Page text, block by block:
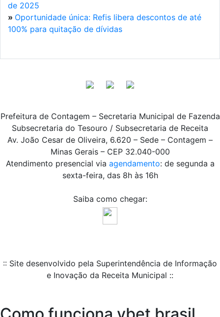
de 2025
» Oportunidade única: Refis libera descontos de até
100% para quitação de dívidas
Prefeitura de Contagem – Secretaria Municipal de Fazenda
Subsecretaria do Tesouro / Subsecretaria de Receita
Av. João Cesar de Oliveira, 6.620 – Sede – Contagem –
Minas Gerais – CEP 32.040-000
Atendimento presencial via agendamento: de segunda a
sexta-feira, das 8h às 16h
Saiba como chegar:
:: Site desenvolvido pela Superintendência de Informação
e Inovação da Receita Municipal ::